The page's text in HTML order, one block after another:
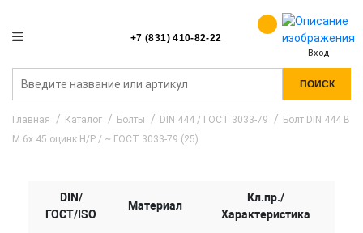
+7 (831) 410-82-22
Вход
ПОИСК
Главная Каталог Болты DIN 444 / ГОСТ 3033-79
Болт DIN 444 B
M 6x 45 оцинк Н/Р / ~ ГОСТ 3033-79 (25)
DIN/
ГОСТ/ISO
Материал
Кл.пр./
Характеристика